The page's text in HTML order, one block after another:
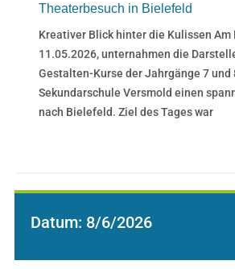
Datum: 8/6/2026
Theaterbesuch in Bielefeld
Kreativer Blick hinter die Kulissen Am
11.05.2026, unternahmen die
Gestalten-Kurse der Jahrgänge 7 und
Sekundarschule Versmold einen
nach Bielefeld. Ziel des Tages war